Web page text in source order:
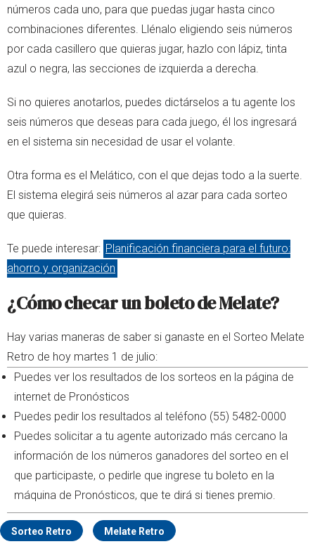
números cada uno, para que puedas jugar hasta cinco
combinaciones diferentes. Llénalo eligiendo seis números
por cada casillero que quieras jugar, hazlo con lápiz, tinta
azul o negra, las secciones de izquierda a derecha.
Si no quieres anotarlos, puedes dictárselos a tu agente los
seis números que deseas para cada juego, él los ingresará
en el sistema sin necesidad de usar el volante.
Otra forma es el Melático, con el que dejas todo a la suerte.
El sistema elegirá seis números al azar para cada sorteo
que quieras.
Te puede interesar: Planificación financiera para el futuro:
ahorro y organización
¿Cómo checar un boleto de Melate?
Hay varias maneras de saber si ganaste en el Sorteo Melate
Retro de hoy martes 1 de julio:
Puedes ver los resultados de los sorteos en la página de
internet de Pronósticos
Puedes pedir los resultados al teléfono (55) 5482-0000
Puedes solicitar a tu agente autorizado más cercano la
información de los números ganadores del sorteo en el
que participaste, o pedirle que ingrese tu boleto en la
máquina de Pronósticos, que te dirá si tienes premio.
Sorteo Retro Melate Retro